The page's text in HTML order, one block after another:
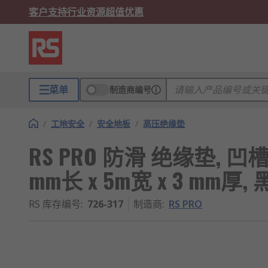
客户支持行业资源超值优惠
菜单 制造商编号
/ 工地安全 / 安全地板 / 高压绝缘垫
RS PRO 防滑 绝缘垫, 凹
mm长 x 5m宽 x 3 mm厚,
RS 库存编号: 726-317 制造商: RS PRO